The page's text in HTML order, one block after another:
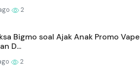
2
Bigmo soal Ajak Anak Promo Vape
D...
2